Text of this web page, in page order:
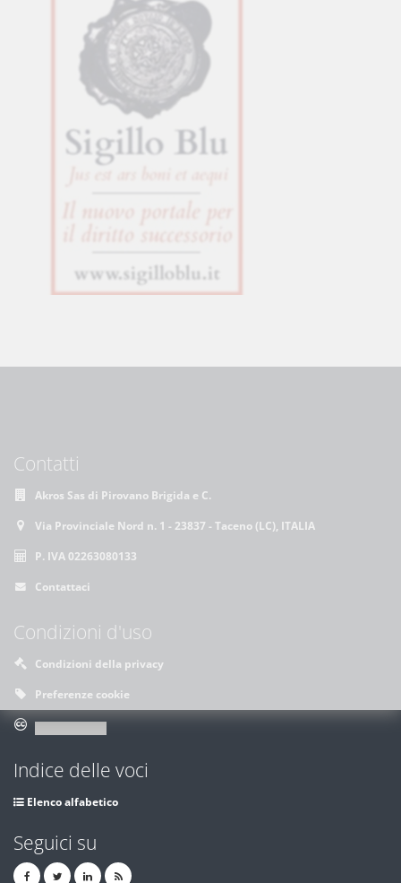
Contatti
Akros Sas di Pirovano Brigida e C.
Via Provinciale Nord n. 1 - 23837 - Taceno (LC), ITALIA
P. IVA 02263080133
Contattaci
Condizioni d'uso
Condizioni della privacy
Preferenze cookie
Indice delle voci
Elenco alfabetico
Seguici su